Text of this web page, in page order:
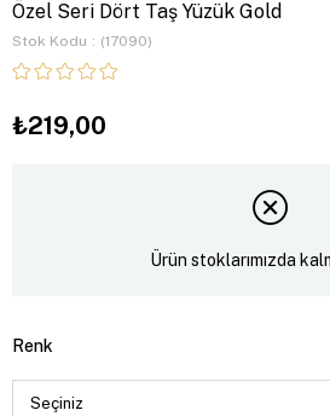
Özel Seri Dört Taş Yüzük Gold
Stok Kodu (17090)
₺219,00
Ürün stoklarımızda
Renk